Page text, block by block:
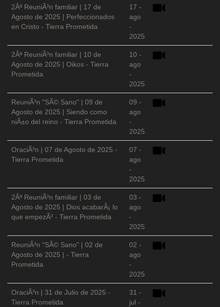
2Âª ReuniÃ³n familiar | 17 de
Agosto de 2025 | Perfeccionados
en Cristo - Tierra Prometida
17 -
ago
-
2025
2Âª ReuniÃ³n familiar | 10 de
Agosto de 2025 | Oikos - Tierra
Prometida
10 -
ago
-
2025
ReuniÃ³n "SÃ© Sano" | 09 de
Agosto de 2025 | Siendo como
niÃ±o del reino - Tierra Prometida
09 -
ago
-
2025
OraciÃ³n | 07 de Agosto de 2025 -
Tierra Prometida
07 -
ago
-
2025
2Âª ReuniÃ³n familiar | 03 de
Agosto de 2025 | Dios acabarÃ¡ lo
que empezÃ³ - Tierra Prometida
03 -
ago
-
2025
ReuniÃ³n "SÃ© Sano" | 02 de
Agosto de 2025 | - Tierra
Prometida
02 -
ago
-
2025
OraciÃ³n | 31 de Julio de 2025 -
Tierra Prometida
31 -
jul -